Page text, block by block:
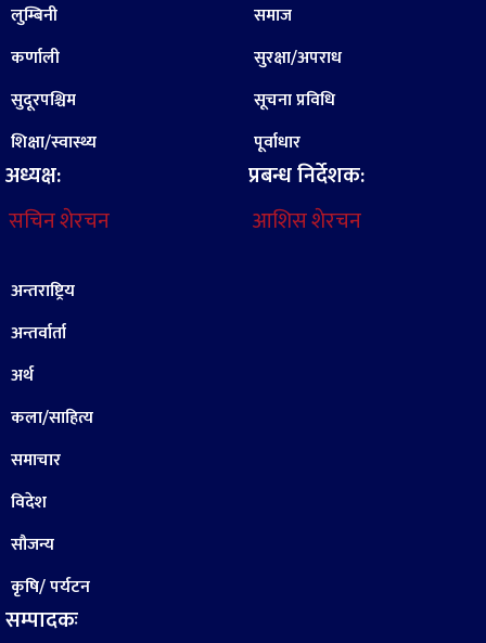
लुम्बिनी
कर्णाली
सुदूरपश्चिम
शिक्षा/स्वास्थ्य
अध्यक्ष:
सचिन शेरचन
समाज
सुरक्षा/अपराध
सूचना प्रविधि
पूर्वाधार
प्रबन्ध निर्देशक:
आशिस शेरचन
अन्तराष्ट्रिय
अन्तर्वार्ता
अर्थ
कला/साहित्य
समाचार
विदेश
सौजन्य
कृषि/ पर्यटन
सम्पादकः